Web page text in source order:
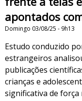
apontados
Domingo 03/08/25 - 9h13
Estudo conduzido
estrangeiros
publicações
crianças e
significativa de